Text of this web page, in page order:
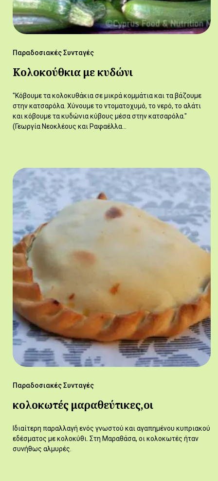
Παραδοσιακές Συνταγές
Κολοκούθκια με κυδώνι
"Κόβουμε τα κολοκυθάκια σε μικρά κομμάτια και τα βάζουμε
στην κατσαρόλα. Χύνουμε το ντοματοχυμό, το νερό, το αλάτι
και κόβουμε τα κυδώνια κύβους μέσα στην κατσαρόλα."
(Γεωργία Νεοκλέους και Ραφαέλλα…
Παραδοσιακές Συνταγές
κολοκωτές μαραθεύτικες,οι
Ιδιαίτερη παραλλαγή ενός γνωστού και αγαπημένου κυπριακού
εδέσματος με κολοκύθι. Στη Μαραθάσα, οι κολοκωτές ήταν
συνήθως αλμυρές.